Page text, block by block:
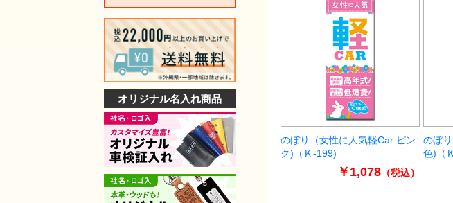
オリジナル名入れ商品
のぼり（女性に人気軽Car ピン
ク)（Ｋ-199)
￥1,078（税込）
のぼ
色)（